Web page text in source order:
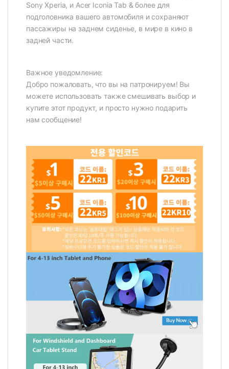
Sony Xperia, и Acer Iconia Tab & более для
подголовника вашего автомобиля и сохраняют
пассажиры на заднем сиденье, в мире в кино в
задней части.
Важное уведомление:
Добро пожаловать, что вы на патронируем! Вы
можете использовать также смешивать выбор и
купите этот продукт, и просто нужно подарить
нам сообщение!